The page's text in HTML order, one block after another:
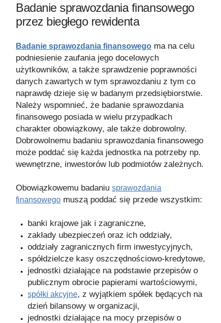
Badanie sprawozdania finansowego
przez biegłego rewidenta
Badanie sprawozdania finansowego ma na celu
podniesienie zaufania jego docelowych
użytkowników, a także sprawdzenie poprawności
danych zawartych w tym sprawozdaniu z tym co
naprawdę dzieje się w badanym przedsiębiorstwie.
Należy wspomnieć, że badanie sprawozdania
finansowego posiada w wielu przypadkach
charakter obowiązkowy, ale także dobrowolny.
Dobrowolnemu badaniu sprawozdania finansowego
może poddać się każda jednostka na potrzeby np.
wewnętrzne, inwestorów lub podmiotów zależnych.
Obowiązkowemu badaniu sprawozdania
finansowego muszą poddać się przede wszystkim:
banki krajowe jak i zagraniczne,
zakłady ubezpieczeń oraz ich oddziały,
oddziały zagranicznych firm inwestycyjnych,
spółdzielcze kasy oszczędnościowo-kredytowe,
jednostki działające na podstawie przepisów o
publicznym obrocie papierami wartościowymi,
spółki akcyjne, z wyjątkiem spółek będących na
dzień bilansowy w organizacji,
jednostki działające na mocy przepisów o